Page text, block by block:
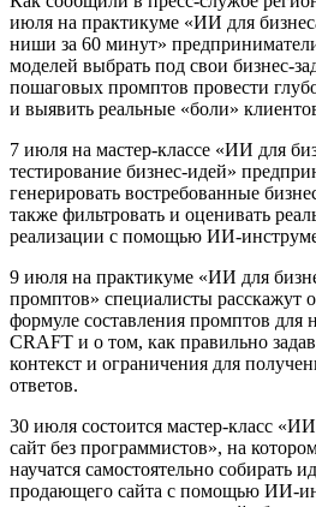
июля на практикуме «ИИ для
ниши за 60 минут»
моделей выбрать под свои бизнес-
пошаговых промптов провести
и выявить реальные «боли»
7 июля на мастер-классе «ИИ для
тестирование бизнес-идей»
генерировать востребованные
также фильтровать и оценивать
реализации с помощью ИИ-
9 июля на практикуме «ИИ для
промптов» специалисты расскажут
формуле составления промптов для
CRAFT и о том, как правильно
контекст и ограничения для
ответов.
30 июля состоится мастер-класс
сайт без программистов», на
научатся самостоятельно собирать
продающего сайта с помощью ИИ-